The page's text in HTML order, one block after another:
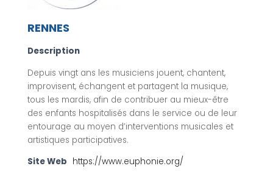
RENNES
Description
Depuis vingt ans les musiciens jouent, chantent,
improvisent, échangent et partagent la musique,
tous les mardis, afin de contribuer au mieux-être
des enfants hospitalisés dans le service ou de leur
entourage au moyen d’interventions musicales et
artistiques participatives.
Site Web https://www.euphonie.org/